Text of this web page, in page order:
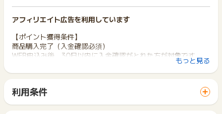
アフィリエイト広告を利用しています
【ポイント獲得条件】
商品購入完了（入金確認必須）
WEB申込み後、30日以内に入金確認がとれた方が対象です。
【ポイント獲得対象外】
込み
・遷移先サイト以外からの申込み
もっと見る
利用条件